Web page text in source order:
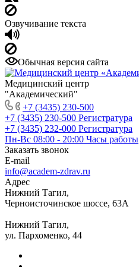
Озвучивание текста
Обычная версия сайта
Медицинский центр
"Академический"
+7 (3435) 230-500
+7 (3435) 230-500 Регистратура
+7 (3435) 232-000 Регистратура
Пн-Вс 08:00 - 20:00 Часы работы
Заказать звонок
E-mail
info@academ-zdrav.ru
Адрес
Нижний Тагил,
Черноисточинское шоссе, 63А
Нижний Тагил,
ул. Пархоменко, 44